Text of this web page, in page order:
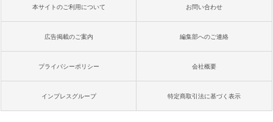
本サイトのご利用について お問い合わせ
広告掲載のご案内 編集部へのご連絡
プライバシーポリシー 会社概要
インプレスグループ 特定商取引法に基づく表示